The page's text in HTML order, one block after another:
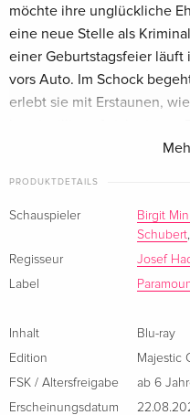
möchte ihre unglückliche
eine neue Stelle als
einer Geburtstagsfeier läuft
vors Auto. Im Schock
erlebt sie mit Erstaunen,
trockener Alkoholiker, hält
entgegen taumelt, bemüht
PRODUKTDETAILS
Schauspieler Birgit
Schubert,
Regisseur
Josef
Label
Inhalt
Blu-ray
Edition
Majestic
FSK / Altersfreigabe
ab 6
Erscheinungsdatum